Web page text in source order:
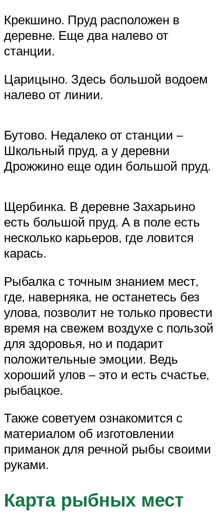
Крекшино. Пруд расположен в
деревне. Еще два налево от
станции.
Царицыно. Здесь большой водоем
налево от линии.
Бутово. Недалеко от станции –
Школьный пруд, а у деревни
Дрожжино еще один большой пруд.
Щербинка. В деревне Захарьино
есть большой пруд. А в поле есть
несколько карьеров, где ловится
карась.
Рыбалка с точным знанием мест,
где, наверняка, не останетесь без
улова, позволит не только провести
время на свежем воздухе с пользой
для здоровья, но и подарит
положительные эмоции. Ведь
хороший улов – это и есть счастье,
рыбацкое.
Также советуем ознакомится с
материалом об изготовлении
приманок для речной рыбы своими
руками.
Карта рыбных мест